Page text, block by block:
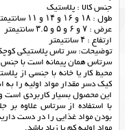
جنس کالا : پلاستیک
طول : ۱۸ و ۱۶ و ۱۴ و ۱۱ سانتیمتر
عرض : ۷ و ۶ و ۵ و ۳.۵ سانتیمتر
ارتفاع : ۴ سانتیمتر
توضیحات: سر تاس پلاستیکی
سرتاس همان پیمانه است با جنس
محیط کار یا خانه با جنسی از
کیک دسر مقدار مواد اولیه را به
این محصول بسیار کاربردی است
با استفاده از سرتاس علاوه بر
بودن مواد غذایی را در دست